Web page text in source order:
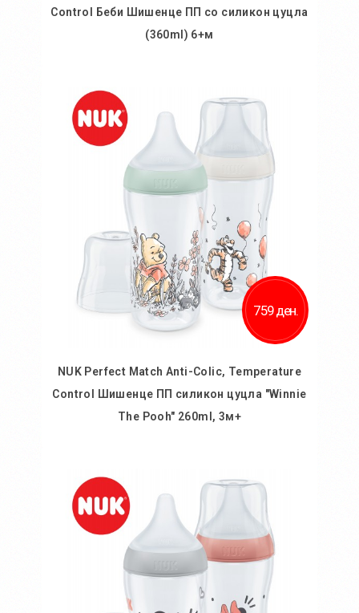
Control Беби Шишенце ПП со силикон цуцла
(360ml) 6+м
759 ден.
NUK Perfect Match Anti-Colic, Temperature
Control Шишенце ПП силикон цуцла "Winnie
The Pooh" 260ml, 3м+